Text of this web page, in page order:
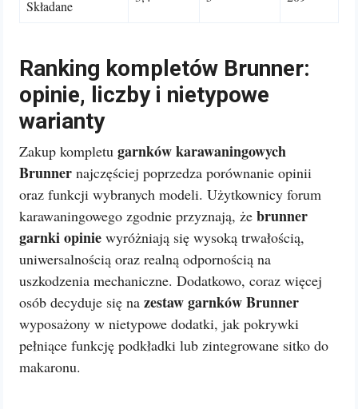
Składane
Ranking kompletów Brunner:
opinie, liczby i nietypowe
warianty
Zakup kompletu garnków karawaningowych
Brunner najczęściej poprzedza porównanie opinii
oraz funkcji wybranych modeli. Użytkownicy forum
karawaningowego zgodnie przyznają, że brunner
garnki opinie wyróżniają się wysoką trwałością,
uniwersalnością oraz realną odpornością na
uszkodzenia mechaniczne. Dodatkowo, coraz więcej
osób decyduje się na zestaw garnków Brunner
wyposażony w nietypowe dodatki, jak pokrywki
pełniące funkcję podkładki lub zintegrowane sitko do
makaronu.